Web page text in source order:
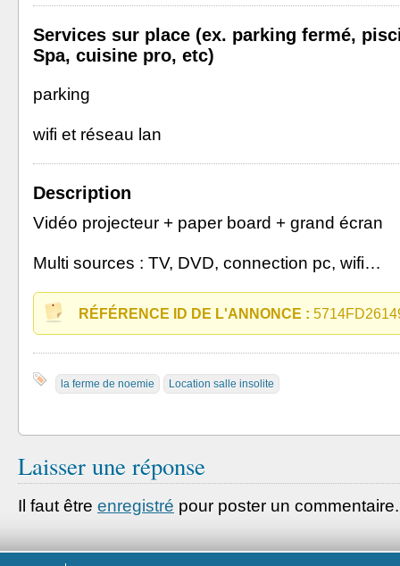
Services sur place (ex. parking fermé,
Spa, cuisine pro, etc)
parking
wifi et réseau lan
Description
Vidéo projecteur + paper board + grand écran
Multi sources : TV, DVD, connection pc, wifi…
RÉFÉRENCE ID DE L'ANNONCE :
la ferme de noemie Location salle insolite
Laisser une réponse
Il faut être enregistré pour poster un commentaire.